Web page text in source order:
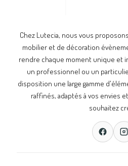
Chez Lutecia, nous vous
mobilier et de décoration
rendre chaque moment unique et
un professionnel ou un
disposition une large gamme
raffinés, adaptés à vos envies
souhaitez